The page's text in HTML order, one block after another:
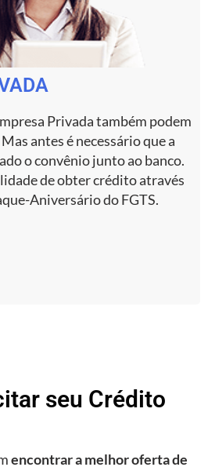
Privada também podem
antes é necessário que a
o convênio junto ao banco.
de obter crédito através
Aniversário do FGTS.
seu Crédito
encontrar a melhor oferta de